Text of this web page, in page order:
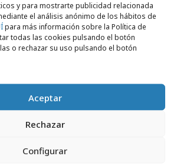
y para mostrarte publicidad relacionada
el análisis anónimo de los hábitos de
para más información sobre la Política de
todas las cookies pulsando el botón
o rechazar su uso pulsando el botón
Aceptar
Rechazar
Configurar
sigue apostando por las